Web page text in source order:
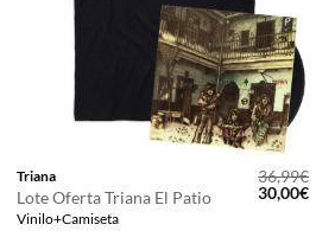
precio
actual
Triana
Lote Oferta Triana El Patio
Vinilo+Camiseta
36,99€
El
precio
30,00€El